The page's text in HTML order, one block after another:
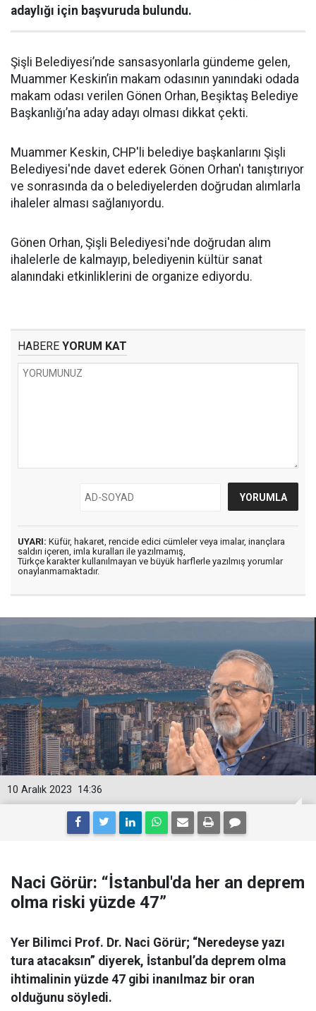
adaylığı için başvuruda bulundu.
Şişli Belediyesi’nde sansasyonlarla gündeme gelen,
Muammer Keskin’in makam odasının yanındaki odada
makam odası verilen Gönen Orhan, Beşiktaş Belediye
Başkanlığı’na aday adayı olması dikkat çekti.
Muammer Keskin, CHP'li belediye başkanlarını Şişli
Belediyesi'nde davet ederek Gönen Orhan'ı tanıştırıyor
ve sonrasında da o belediyelerden doğrudan alımlarla
ihaleler alması sağlanıyordu.
Gönen Orhan, Şişli Belediyesi'nde doğrudan alım
ihalelerle de kalmayıp, belediyenin kültür sanat
alanındaki etkinliklerini de organize ediyordu.
HABERE YORUM KAT
UYARI: Küfür, hakaret, rencide edici cümleler veya imalar, inançlara
saldırı içeren, imla kuralları ile yazılmamış,
Türkçe karakter kullanılmayan ve büyük harflerle yazılmış yorumlar
onaylanmamaktadır.
14:36
10 Aralık 2023
Naci Görür: “İstanbul'da her an deprem
olma riski yüzde 47”
Yer Bilimci Prof. Dr. Naci Görür; “Neredeyse yazı
tura atacaksın” diyerek, İstanbul’da deprem olma
ihtimalinin yüzde 47 gibi inanılmaz bir oran
olduğunu söyledi.